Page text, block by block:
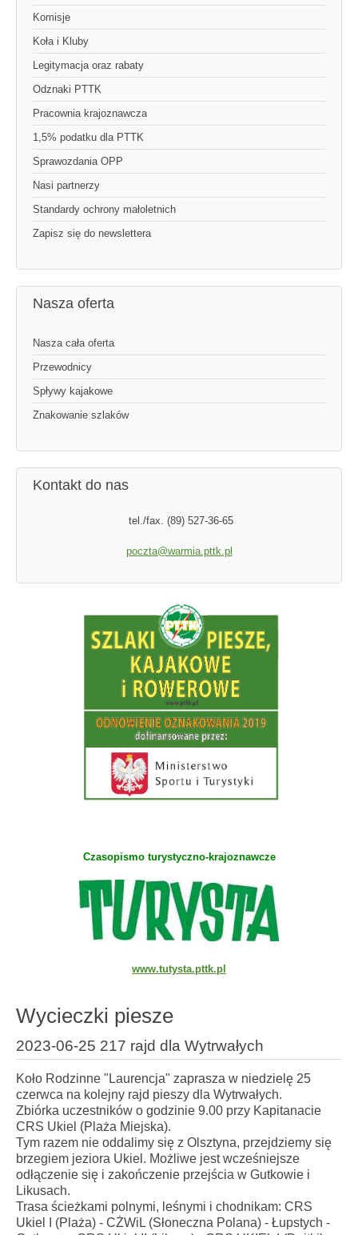
Komisje
Koła i Kluby
Legitymacja oraz rabaty
Odznaki PTTK
Pracownia krajoznawcza
1,5% podatku dla PTTK
Sprawozdania OPP
Nasi partnerzy
Standardy ochrony małoletnich
Zapisz się do newslettera
Nasza oferta
Nasza cała oferta
Przewodnicy
Spływy kajakowe
Znakowanie szlaków
Kontakt do nas
tel./fax. (89) 527-36-65
poczta@warmia.pttk.pl
Czasopismo turystyczno-krajoznawcze
www.tutysta.pttk.pl
Wycieczki piesze
2023-06-25 217 rajd dla Wytrwałych
Koło Rodzinne "Laurencja" zaprasza w niedzielę 25
czerwca na kolejny rajd pieszy dla Wytrwałych.
Zbiórka uczestników o godzinie 9.00 przy Kapitanacie
CRS Ukiel (Plaża Miejska).
Tym razem nie oddalimy się z Olsztyna, przejdziemy się
brzegiem jeziora Ukiel. Możliwe jest wcześniejsze
odłączenie się i zakończenie przejścia w Gutkowie i
Likusach.
Trasa ścieżkami polnymi, leśnymi i chodnikam: CRS
Ukiel I (Plaża) - CŻWiL (Słoneczna Polana) - Łupstych -